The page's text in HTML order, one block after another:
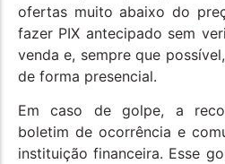
ofertas muito abaixo do
fazer PIX antecipado sem
venda e, sempre que
de forma presencial.
Em caso de golpe, a
boletim de ocorrência e
instituição financeira. Esse